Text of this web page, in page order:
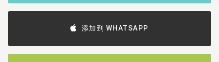
添加到 WHATSAPP